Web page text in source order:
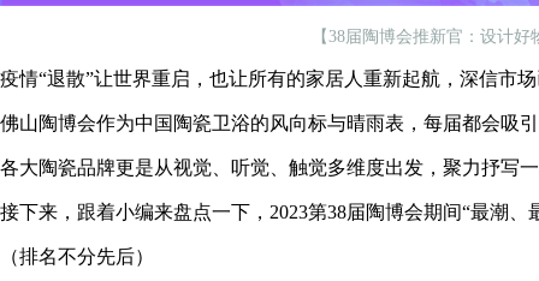
【38届陶博会推新官：设计
疫情“退散”让世界重启，也让所有的家居人重新起航，深信市
佛山陶博会作为中国陶瓷卫浴的风向标与晴雨表，每届都会吸
各大陶瓷品牌更是从视觉、听觉、触觉多维度出发，聚力抒写
接下来，跟着小编来盘点一下，2023第38届陶博会期间“最潮、
（排名不分先后）